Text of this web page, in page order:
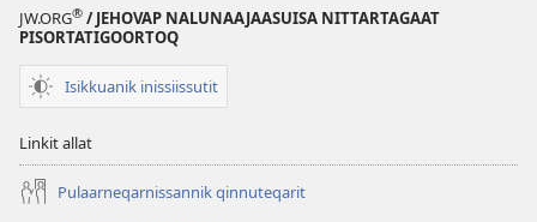
JW.ORG® / JEHOVAP NALUNAAJAASUISA NITTARTAGAAT
PISORTATIGOORTOQ
Isikkuanik inissiissutit
Linkit allat
Pulaarneqarnissannik qinnuteqarit